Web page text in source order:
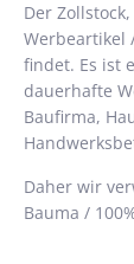
Der
Werbeartikel
findet. Es ist
dauerhafte
Baufirma,
Daher wir
Bauma /